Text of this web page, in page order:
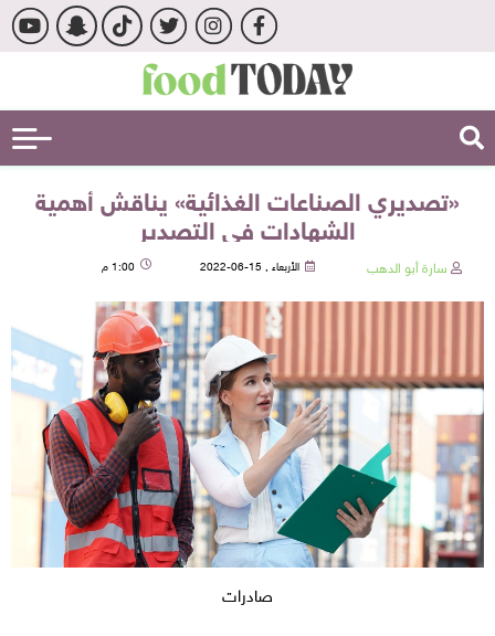
«تصديري الصناعات الغذائية» يناقش أهمية
الشهادات في التصدير
سارة أبو الدهب الأربعاء , 15-06-2022 1:00 م
صادرات